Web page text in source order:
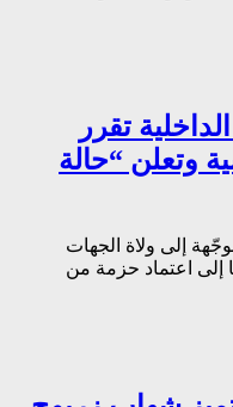
وزارة الداخلية تقرر
وتعلن “حالة
إلى ولاة الجهات
إلى اعتماد حزمة من